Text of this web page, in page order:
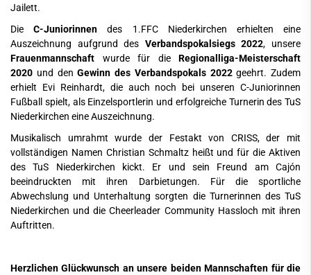
Jailett.
DieC-Juniorinnen des 1.FFC Niederkirchen erhielten eine
Auszeichnung aufgrund des Verbandspokalsiegs 2022, unsere
Frauenmannschaft wurde für die Regionalliga-Meisterschaft
2020 und denGewinn des Verbandspokals 2022geehrt. Zudem
erhielt Evi Reinhardt, die auch noch bei unseren C-Juniorinnen
Fußball spielt, als Einzelsportlerin und erfolgreiche Turnerin des TuS
Niederkirchen eine Auszeichnung.
Musikalisch umrahmt wurde der Festakt von CRISS, der mit
vollständigen Namen Christian Schmaltz heißt und für die Aktiven
des TuS Niederkirchen kickt. Er und sein Freund am Cajón
beeindruckten mit ihren Darbietungen. Für die sportliche
Abwechslung und Unterhaltung sorgten die Turnerinnen des TuS
Niederkirchen und die Cheerleader Community Hassloch mit ihren
Auftritten.
Herzlichen Glückwunsch an unsere beiden Mannschaften für die